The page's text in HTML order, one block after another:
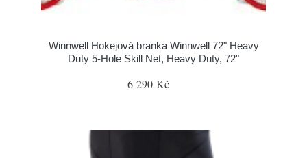
Winnwell Hokejová branka Winnwell 72" Heavy
Duty 5-Hole Skill Net, Heavy Duty, 72"
6 290 Kč